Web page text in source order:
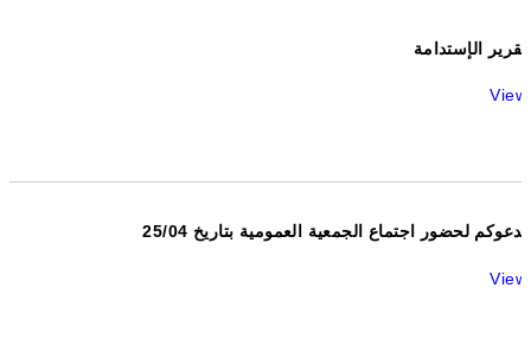
تقرير الإستدامة
View
ندعوكم لحضور اجتماع الجمعية العمومية بتاريخ 25/04
View